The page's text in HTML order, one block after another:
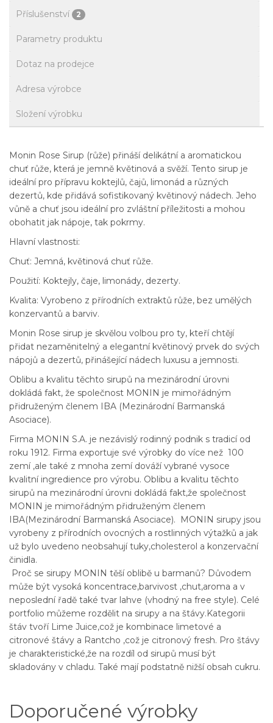
Příslušenství 2
Parametry produktu
Dotaz na prodejce
Adresa výrobce
Složení výrobku
Monin Rose Sirup (růže) přináší delikátní a aromatickou
chuť růže, která je jemně květinová a svěží. Tento sirup je
ideální pro přípravu koktejlů, čajů, limonád a různých
dezertů, kde přidává sofistikovaný květinový nádech. Jeho
vůně a chuť jsou ideální pro zvláštní příležitosti a mohou
obohatit jak nápoje, tak pokrmy.
Hlavní vlastnosti:
Chuť: Jemná, květinová chuť růže.
Použití: Koktejly, čaje, limonády, dezerty.
Kvalita: Vyrobeno z přírodních extraktů růže, bez umělých
konzervantů a barviv.
Monin Rose sirup je skvělou volbou pro ty, kteří chtějí
přidat nezaměnitelný a elegantní květinový prvek do svých
nápojů a dezertů, přinášející nádech luxusu a jemnosti.
Oblibu a kvalitu těchto sirupů na mezinárodní úrovni
dokládá fakt, že společnost MONIN je mimořádným
přidruženým členem IBA (Mezinárodní Barmanská
Asociace).
Firma MONIN S.A. je nezávislý rodinný podnik s tradicí od
roku 1912. Firma exportuje své výrobky do více než 100
zemí ,ale také z mnoha zemí dováží vybrané vysoce
kvalitní ingredience pro výrobu. Oblibu a kvalitu těchto
sirupů na mezinárodní úrovni dokládá fakt,že společnost
MONIN je mimořádným přidruženým členem
IBA(Mezinárodní Barmanská Asociace). MONIN sirupy jsou
vyrobeny z přírodních ovocných a rostlinných výtažků a jak
už bylo uvedeno neobsahují tuky,cholesterol a konzervační
činidla.
Proč se sirupy MONIN těší oblibě u barmanů? Důvodem
může být vysoká koncentrace,barvivost ,chut,aroma a v
neposlední řadě také tvar lahve (vhodný na free style). Celé
portfolio můžeme rozdělit na sirupy a na štávy.Kategorii
štáv tvoří Lime Juice,což je kombinace limetové a
citronové štávy a Rantcho ,což je citronový fresh. Pro štávy
je charakteristické,že na rozdíl od sirupů musí být
skladovány v chladu. Také mají podstatně nižší obsah cukru.
Doporučené výrobky